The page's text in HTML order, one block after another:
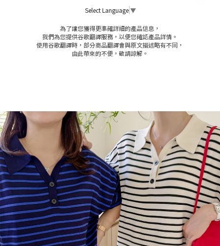
Select Language ▼
為了讓您獲得更準確詳細的產品信息，
我們為您提供谷歌翻譯服務，以便您確認產品詳情。
使用谷歌翻譯時，部分商品翻譯會與原文描述略有不同，
由此帶來的不便，敬請諒解。